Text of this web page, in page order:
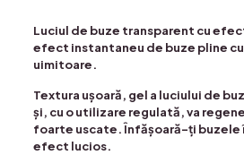
Luciul de buze transparent cu
efect instantaneu de buze pline
uimitoare.
Textura ușoară, gel a luciului de
și, cu o utilizare regulată, va
foarte uscate. Înfășoară-ți buzele
efect lucios.